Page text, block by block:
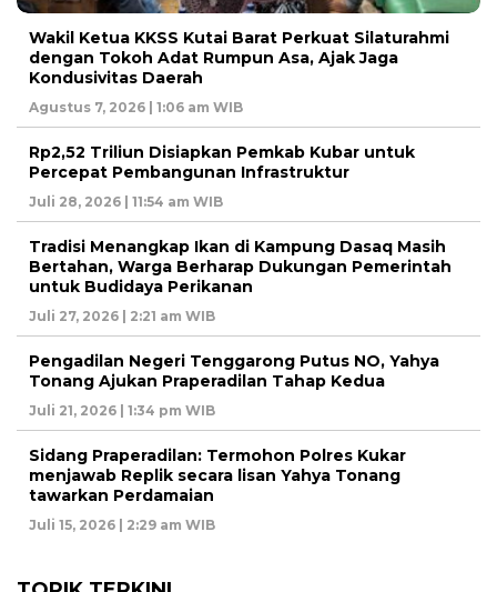
Wakil Ketua KKSS Kutai Barat Perkuat Silaturahmi
dengan Tokoh Adat Rumpun Asa, Ajak Jaga
Kondusivitas Daerah
Agustus 7, 2026 | 1:06 am WIB
Rp2,52 Triliun Disiapkan Pemkab Kubar untuk
Percepat Pembangunan Infrastruktur
Juli 28, 2026 | 11:54 am WIB
Tradisi Menangkap Ikan di Kampung Dasaq Masih
Bertahan, Warga Berharap Dukungan Pemerintah
untuk Budidaya Perikanan
Juli 27, 2026 | 2:21 am WIB
Pengadilan Negeri Tenggarong Putus NO, Yahya
Tonang Ajukan Praperadilan Tahap Kedua
Juli 21, 2026 | 1:34 pm WIB
Sidang Praperadilan: Termohon Polres Kukar
menjawab Replik secara lisan Yahya Tonang
tawarkan Perdamaian
Juli 15, 2026 | 2:29 am WIB